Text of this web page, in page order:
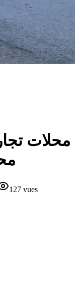
محلات
127 vues